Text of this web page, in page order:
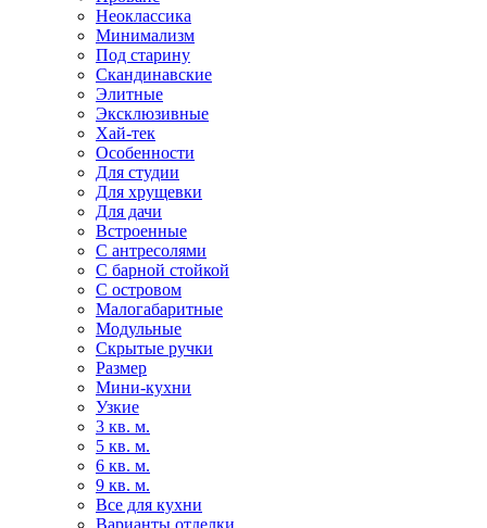
Неоклассика
Минимализм
Под старину
Скандинавские
Элитные
Эксклюзивные
Хай-тек
Особенности
Для студии
Для хрущевки
Для дачи
Встроенные
С антресолями
С барной стойкой
С островом
Малогабаритные
Модульные
Скрытые ручки
Размер
Мини-кухни
Узкие
3 кв. м.
5 кв. м.
6 кв. м.
9 кв. м.
Все для кухни
Варианты отделки